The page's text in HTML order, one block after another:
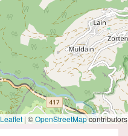
| ©OpenStreetMapcontributors